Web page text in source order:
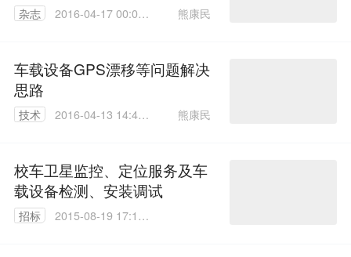
杂志
2016-04-17 00:03:
熊康民
车载设备GPS漂移等问题解决
思路
技术
2016-04-13 14:41:
熊康民
校车卫星监控、定位服务及车
载设备检测、安装调试
招标
2015-08-19 17:12: